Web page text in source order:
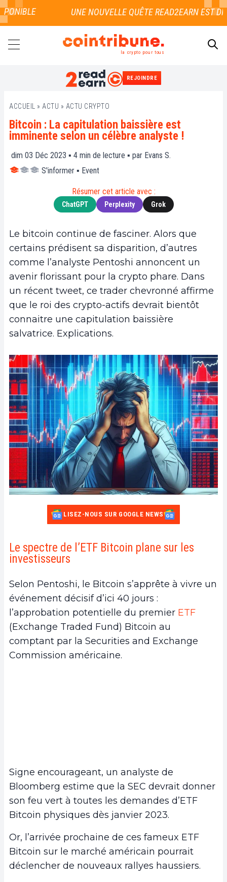
la crypto pour tous
REJOINDRE
ACCUEIL » ACTU » ACTU CRYPTO
Bitcoin : La capitulation baissière est
imminente selon un célèbre analyste !
dim 03 Déc 2023 ▪ 4 min de lecture ▪ par Evans S.
S'informer ▪ Event
Résumer cet article avec :
ChatGPT Perplexity Grok
Le bitcoin continue de fasciner. Alors que
certains prédisent sa disparition, d’autres
comme l’analyste Pentoshi annoncent un
avenir florissant pour la crypto phare. Dans
un récent tweet, ce trader chevronné affirme
que le roi des crypto-actifs devrait bientôt
connaitre une capitulation baissière
salvatrice. Explications.
LISEZ-NOUS SUR GOOGLE NEWS
Le spectre de l’ETF Bitcoin plane sur les
investisseurs
Selon Pentoshi, le Bitcoin s’apprête à vivre un
événement décisif d’ici 40 jours :
l’approbation potentielle du premier ETF
(Exchange Traded Fund) Bitcoin au
comptant par la Securities and Exchange
Commission américaine.
Signe encourageant, un analyste de
Bloomberg estime que la SEC devrait donner
son feu vert à toutes les demandes d’ETF
Bitcoin physiques dès janvier 2023.
Or, l’arrivée prochaine de ces fameux ETF
Bitcoin sur le marché américain pourrait
déclencher de nouveaux rallyes haussiers.